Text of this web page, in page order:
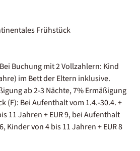
Frühstück
Bei Buchung mit 2 Vollzahlern: Kind
im Bett der Eltern inklusive.
ab 2-3 Nächte, 7% Ermäßigung
(F): Bei Aufenthalt vom 1.4.-30.4. +
11 Jahren + EUR 9, bei Aufenthalt
Kinder von 4 bis 11 Jahren + EUR 8